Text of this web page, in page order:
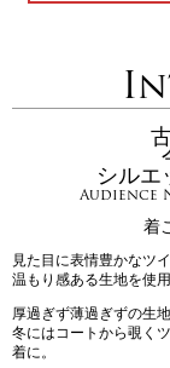
シルエ
Audience
着
見た目に表情豊かなツ
温もり感ある生地を使
厚過ぎず薄過ぎずの生
冬にはコートから覗く
着に。